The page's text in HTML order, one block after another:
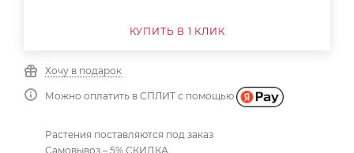
КУПИТЬ В 1 КЛИК
Хочу в подарок
Можно оплатить в СПЛИТ с помощью
Растения поставляются под заказ
Самовывоз – 5% СКИДКА